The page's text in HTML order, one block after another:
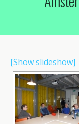
[Show slideshow]